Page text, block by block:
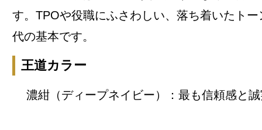
す。TPOや役職にふさわしい、落ち着いたト
代の基本です。
王道カラー
濃紺（ディープネイビー）：最も信頼感と